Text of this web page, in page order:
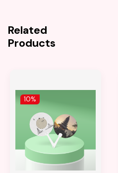
Related
Products
10%